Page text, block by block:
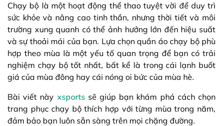
Chạy bộ là một hoạt động thể thao tuyệt vời để duy trì
sức khỏe và nâng cao tinh thần, nhưng thời tiết và môi
trường xung quanh có thể ảnh hưởng lớn đến hiệu suất
và sự thoải mái của bạn. Lựa chọn quần áo chạy bộ phù
hợp theo mùa là một yếu tố quan trọng để bạn có trải
nghiệm chạy bộ tốt nhất, bất kể là trong cái lạnh buốt
giá của mùa đông hay cái nóng oi bức của mùa hè.
Bài viết này xsportssẽ giúp bạn khám phá cách chọn
trang phục chạy bộ thích hợp với từng mùa trong năm,
đảm bảo bạn luôn sẵn sàng trên mọi chặng đường.